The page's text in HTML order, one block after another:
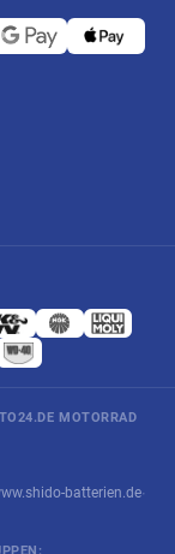
MOTORRAD
batterien.de·